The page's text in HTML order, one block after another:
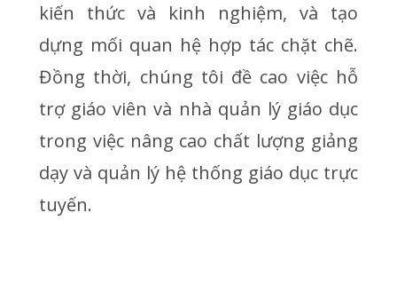
kiến thức và kinh nghiệm, và tạo
dựng mối quan hệ hợp tác chặt chẽ.
Đồng thời, chúng tôi đề cao việc hỗ
trợ giáo viên và nhà quản lý giáo dục
trong việc nâng cao chất lượng giảng
dạy và quản lý hệ thống giáo dục trực
tuyến.